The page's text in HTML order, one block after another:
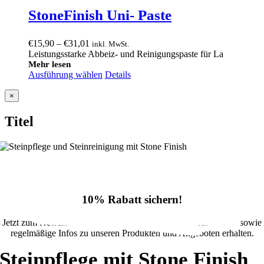
StoneFinish Uni- Paste
€15,90 – €31,01 Preisspanne:
€15,90
€31,01
inkl. MwSt.
Leistungsstarke Abbeiz- und Reinigungspaste für La
Mehr lesen
Ausführung wählen Details
Close
product
view
×
Titel
10% Rabatt sichern!
Jetzt zum Newsletter anmelden und 10% Rabatt im Onlineshop sowie
regelmäßige Infos zu unseren Produkten und Angeboten erhalten.
Steinpflege mit Stone Finish